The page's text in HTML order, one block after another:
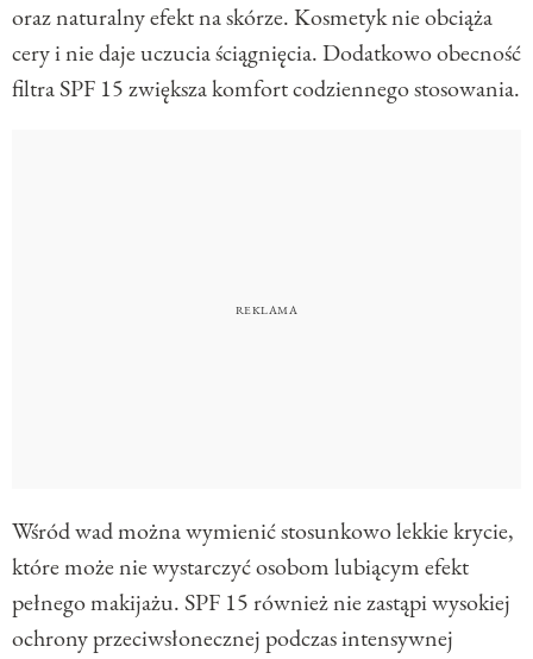
oraz naturalny efekt na skórze. Kosmetyk nie obciąża
cery i nie daje uczucia ściągnięcia. Dodatkowo obecność
filtra SPF 15 zwiększa komfort codziennego stosowania.
Wśród wad można wymienić stosunkowo lekkie krycie,
które może nie wystarczyć osobom lubiącym efekt
pełnego makijażu. SPF 15 również nie zastąpi wysokiej
ochrony przeciwsłonecznej podczas intensywnej